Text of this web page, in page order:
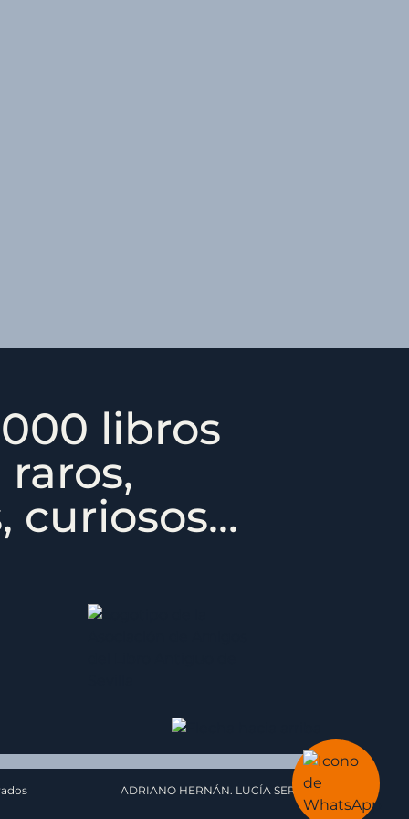
libros
curiosos...
ADRIANO HERNÁN. LUCÍA SERRAT.